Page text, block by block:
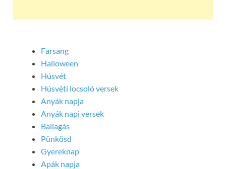
Farsang
Halloween
Húsvét
Húsvéti locsoló versek
Anyák napja
Anyák napi versek
Ballagás
Pünkösd
Gyereknap
Apák napja